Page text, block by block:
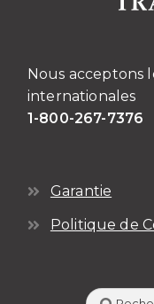
Nous acceptons
internationales
1-800-267-7376
Garantie
Politique de